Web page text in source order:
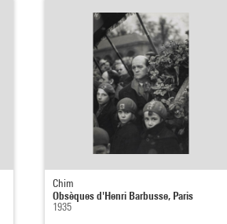
Chim
Obsèques d'Henri Barbusse, Paris
1935